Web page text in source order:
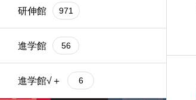
研伸館 971
進学館 56
進学館√＋ 6